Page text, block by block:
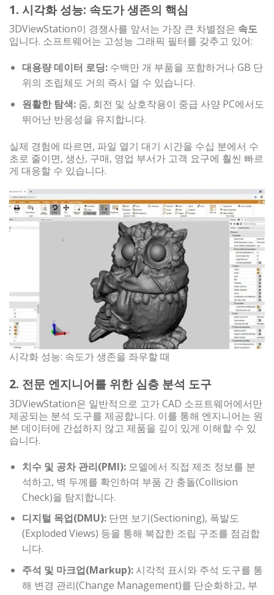
1. 시각화 성능: 속도가 생존의 핵심
3DViewStation이 경쟁사를 앞서는 가장 큰 차별점은 속도
입니다. 소프트웨어는 고성능 그래픽 필터를 갖추고 있어:
대용량 데이터 로딩:수백만 개 부품을 포함하거나 GB 단
위의 조립체도 거의 즉시 열 수 있습니다.
원활한 탐색:줌, 회전 및 상호작용이 중급 사양 PC에서도
뛰어난 반응성을 유지합니다.
실제 경험에 따르면, 파일 열기 대기 시간을 수십 분에서 수
초로 줄이면, 생산, 구매, 영업 부서가 고객 요구에 훨씬 빠르
게 대응할 수 있습니다.
시각화 성능: 속도가 생존을 좌우할 때
2. 전문 엔지니어를 위한 심층 분석 도구
3DViewStation은 일반적으로 고가 CAD 소프트웨어에서만
제공되는 분석 도구를 제공합니다. 이를 통해 엔지니어는 원
본 데이터에 간섭하지 않고 제품을 깊이 있게 이해할 수 있
습니다.
치수 및 공차 관리(PMI):모델에서 직접 제조 정보를 분
석하고, 벽 두께를 확인하며 부품 간 충돌(Collision
Check)을 탐지합니다.
디지털 목업(DMU):단면 보기(Sectioning), 폭발도
(Exploded Views) 등을 통해 복잡한 조립 구조를 점검합
니다.
주석 및 마크업(Markup):시각적 표시와 주석 도구를 통
해 변경 관리(Change Management)를 단순화하고, 부